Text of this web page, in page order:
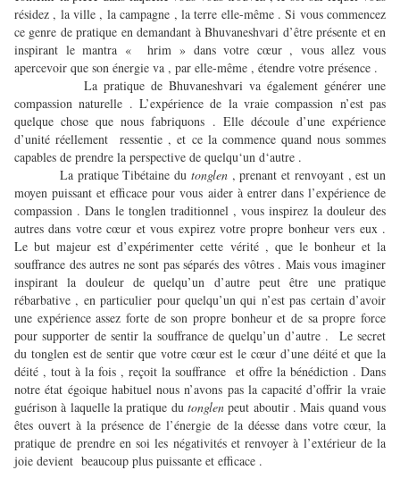
résidez , la ville , la campagne , la terre elle-même . Si vous commencez
ce genre de pratique en demandant à Bhuvaneshvari d’être présente et en
inspirant le mantra « hrim » dans votre cœur , vous allez vous
apercevoir que son énergie va , par elle-même , étendre votre présence .
La pratique de Bhuvaneshvari va également générer une
compassion naturelle . L’expérience de la vraie compassion n’est pas
quelque chose que nous fabriquons . Elle découle d’une expérience
d’unité réellement ressentie , et ce la commence quand nous sommes
capables de prendre la perspective de quelqu‘un d‘autre .
La pratique Tibétaine du tonglen, prenant et renvoyant , est un
moyen puissant et efficace pour vous aider à entrer dans l’expérience de
compassion . Dans le tonglen traditionnel , vous inspirez la douleur des
autres dans votre cœur et vous expirez votre propre bonheur vers eux .
Le but majeur est d’expérimenter cette vérité , que le bonheur et la
souffrance des autres ne sont pas séparés des vôtres . Mais vous imaginer
inspirant la douleur de quelqu’un d’autre peut être une pratique
rébarbative , en particulier pour quelqu’un qui n’est pas certain d’avoir
une expérience assez forte de son propre bonheur et de sa propre force
pour supporter de sentir la souffrance de quelqu’un d’autre . Le secret
du tonglen est de sentir que votre cœur est le cœur d’une déité et que la
déité , tout à la fois , reçoit la souffrance et offre la bénédiction . Dans
notre état égoique habituel nous n’avons pas la capacité d’offrir la vraie
guérison à laquelle la pratique du tonglen peut aboutir . Mais quand vous
êtes ouvert à la présence de l’énergie de la déesse dans votre cœur, la
pratique de prendre en soi les négativités et renvoyer à l’extérieur de la
joie devient beaucoup plus puissante et efficace .